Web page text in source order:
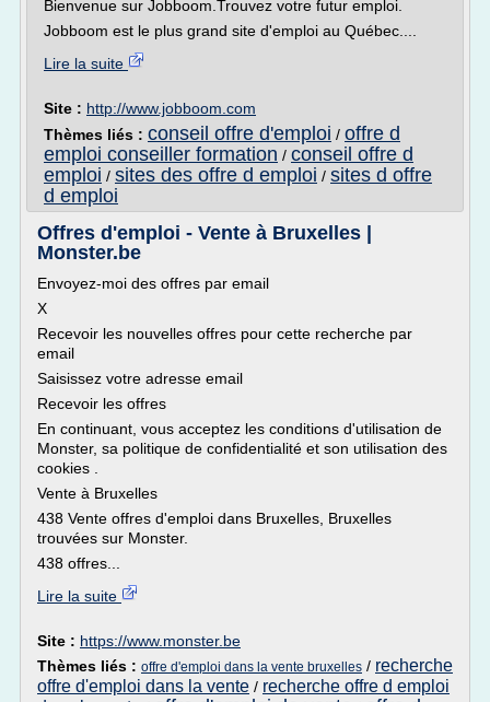
Bienvenue sur Jobboom.Trouvez votre futur emploi.
Jobboom est le plus grand site d'emploi au Québec....
Lire la suite
Site : http://www.jobboom.com
Thèmes liés : conseil offre d'emploi / offre d
emploi conseiller formation / conseil offre d
emploi / sites des offre d emploi / sites d offre
d emploi
Offres d'emploi - Vente à Bruxelles |
Monster.be
Envoyez-moi des offres par email
X
Recevoir les nouvelles offres pour cette recherche par
email
Saisissez votre adresse email
Recevoir les offres
En continuant, vous acceptez les conditions d'utilisation de
Monster, sa politique de confidentialité et son utilisation des
cookies .
Vente à Bruxelles
438 Vente offres d'emploi dans Bruxelles, Bruxelles
trouvées sur Monster.
438 offres...
Lire la suite
Site : https://www.monster.be
Thèmes liés : offre d'emploi dans la vente bruxelles / recherche
offre d'emploi dans la vente / recherche offre d emploi